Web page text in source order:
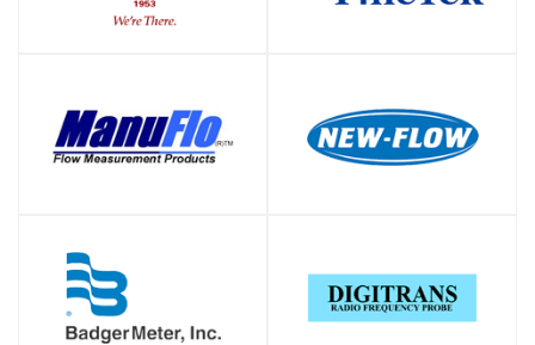
SHOP SHOP
SHOP SHOP